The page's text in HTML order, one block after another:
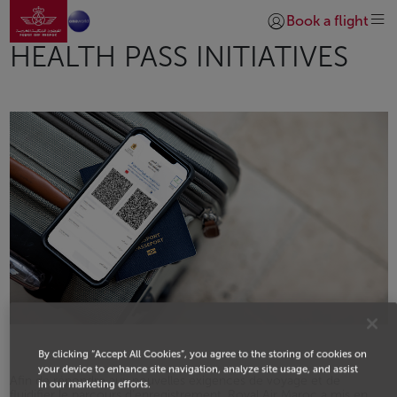
Saut au contenu principal
Aller à la page accueil
Se connecter |
Book a flight
HEALTH PASS INITIATIVES
Afin de répondre aux nouvelles exigences de voyage et de
By clicking “Accept All Cookies”, you agree to the storing of cookies on
your device to enhance site navigation, analyze site usage, and assist
in our marketing efforts.